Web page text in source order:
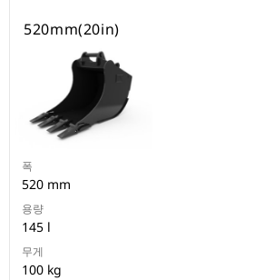
520mm(20in)
폭
520 mm
용량
145 l
무게
100 kg